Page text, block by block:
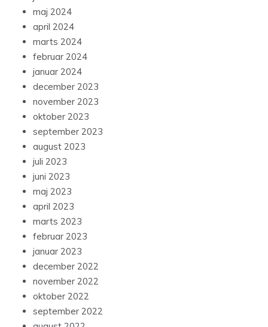
maj 2024
april 2024
marts 2024
februar 2024
januar 2024
december 2023
november 2023
oktober 2023
september 2023
august 2023
juli 2023
juni 2023
maj 2023
april 2023
marts 2023
februar 2023
januar 2023
december 2022
november 2022
oktober 2022
september 2022